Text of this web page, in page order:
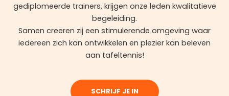
gediplomeerde trainers, krijgen onze leden kwalitatieve
begeleiding.
Samen creëren zij een stimulerende omgeving waar
iedereen zich kan ontwikkelen en plezier kan beleven
aan tafeltennis!
SCHRIJF JE IN